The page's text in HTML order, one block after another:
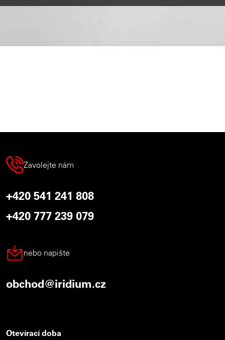
Zavolejte nám
+420 541 241 808
+420 777 239 079
nebo napište
obchod@iridium.cz
Otevírací doba